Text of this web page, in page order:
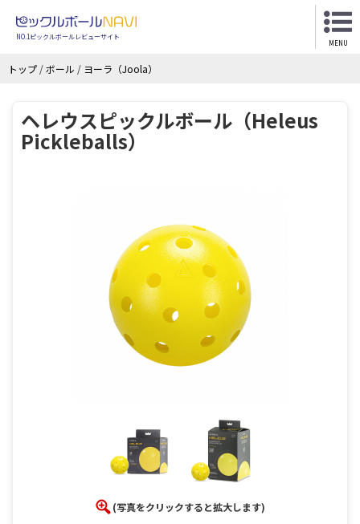
NO.1ピックルボールレビューサイト
MENU
トップ /ボール / ヨーラ（Joola）
ヘレウスピックルボール（Heleus
Pickleballs）
(写真をクリックすると拡大します)